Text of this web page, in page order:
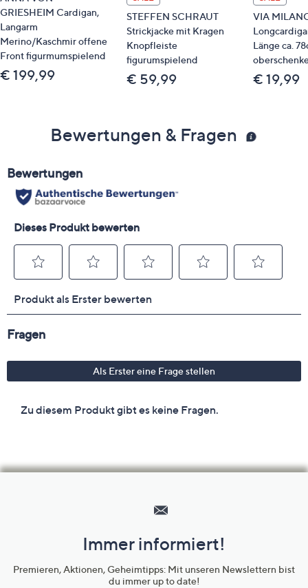
GRIESHEIM Cardigan,
Langarm
Merino/Kaschmir offene
Front figurmumspielend
€ 199,99
STEFFEN SCHRAUT
Strickjacke mit Kragen
Knopfleiste
figurumspielend
€ 59,99
VIA
Länge ca.
€ 19,99
Bewertungen & Fragen
Unternehmensinformationen
Immer informiert!
Premieren, Aktionen, Geheimtipps: Mit unseren Newslettern bist
du immer up to date!